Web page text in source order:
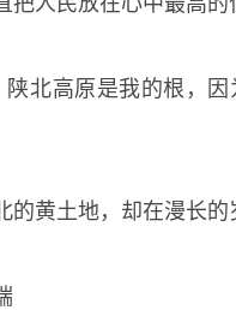
陕北高原是我的根，
的黄土地，却在漫长的